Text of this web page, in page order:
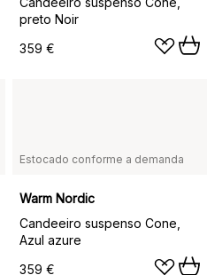
preto Noir
359 €
Estocado conforme a demanda
Warm Nordic
Candeeiro suspenso Cone,
Azul azure
359 €